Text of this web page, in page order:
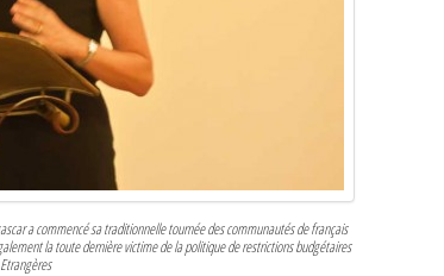
a commencé sa traditionnelle tournée des communautés de français
la toute dernière victime de la politique de restrictions budgétaires